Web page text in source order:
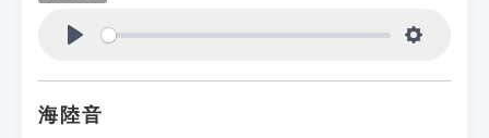
海陸音